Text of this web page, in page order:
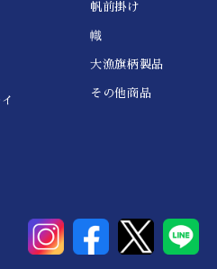
帆前掛け
幟
大漁旗柄製品
その他商品